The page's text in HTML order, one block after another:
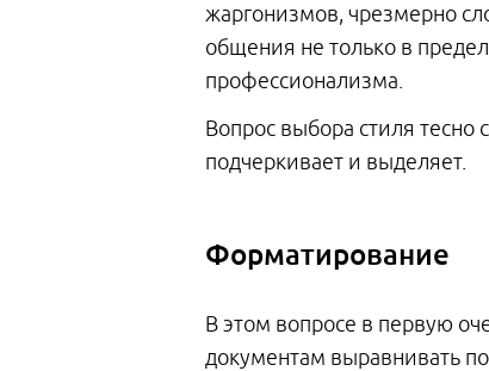
жаргонизмов, чрезмерно
общения не только в
профессионализма.
Вопрос выбора стиля тесно
подчеркивает и выделяет.
Форматирование
В этом вопросе в первую
документам выравнивать